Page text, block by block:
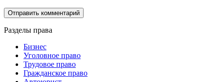
Разделы права
Бизнес
Уголовное право
Трудовое право
Гражданское право